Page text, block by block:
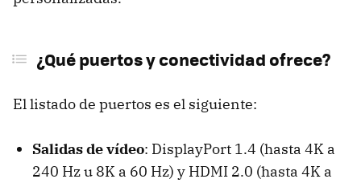
¿Qué puertos y conectividad ofrece?
El listado de puertos es el siguiente:
Salidas de vídeo: DisplayPort 1.4 (hasta 4K a
240 Hz u 8K a 60 Hz) y HDMI 2.0 (hasta 4K a